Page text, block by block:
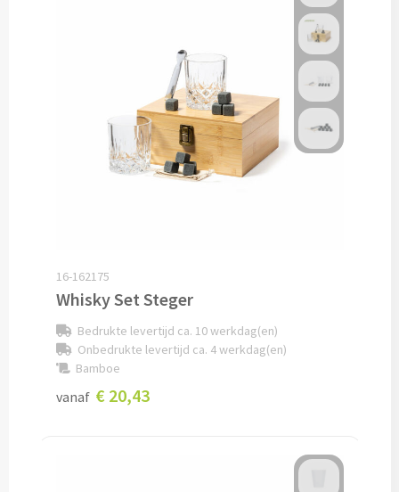
Proteine shakers bedrukken
IJsblokjes bedrukken
Custom made
Custom made drinkflessen
Custom made IZY Bottles
16-162175
Whisky Set Steger
Bedrukte levertijd ca. 10 werkdag(en)
Onbedrukte levertijd ca. 4 werkdag(en)
Bamboe
vanaf € 20,43